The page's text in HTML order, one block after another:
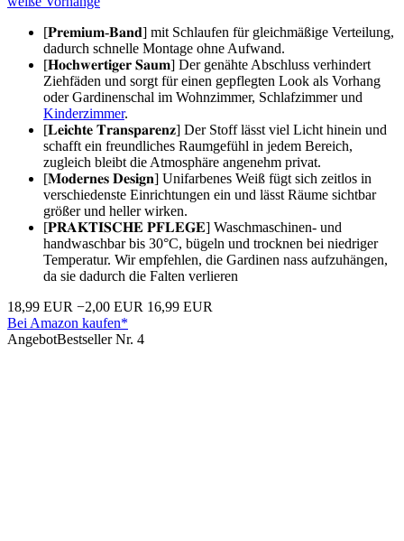
[𝐏𝐫𝐞𝐦𝐢𝐮𝐦-𝐁𝐚𝐧𝐝] mit Schlaufen für gleichmäßige Verteilung,
dadurch schnelle Montage ohne Aufwand.
[𝐇𝐨𝐜𝐡𝐰𝐞𝐫𝐭𝐢𝐠𝐞𝐫 𝐒𝐚𝐮𝐦] Der genähte Abschluss verhindert
Ziehfäden und sorgt für einen gepflegten Look als Vorhang
oder Gardinenschal im Wohnzimmer, Schlafzimmer und
Kinderzimmer.
[𝐋𝐞𝐢𝐜𝐡𝐭𝐞 𝐓𝐫𝐚𝐧𝐬𝐩𝐚𝐫𝐞𝐧𝐳] Der Stoff lässt viel Licht hinein und
schafft ein freundliches Raumgefühl in jedem Bereich,
zugleich bleibt die Atmosphäre angenehm privat.
[𝐌𝐨𝐝𝐞𝐫𝐧𝐞𝐬 𝐃𝐞𝐬𝐢𝐠𝐧] Unifarbenes Weiß fügt sich zeitlos in
verschiedenste Einrichtungen ein und lässt Räume sichtbar
größer und heller wirken.
[𝐏𝐑𝐀𝐊𝐓𝐈𝐒𝐂𝐇𝐄 𝐏𝐅𝐋𝐄𝐆𝐄] Waschmaschinen- und
handwaschbar bis 30°C, bügeln und trocknen bei niedriger
Temperatur. Wir empfehlen, die Gardinen nass aufzuhängen,
da sie dadurch die Falten verlieren
18,99 EUR −2,00 EUR 16,99 EUR
Bei Amazon kaufen*
AngebotBestseller Nr. 4